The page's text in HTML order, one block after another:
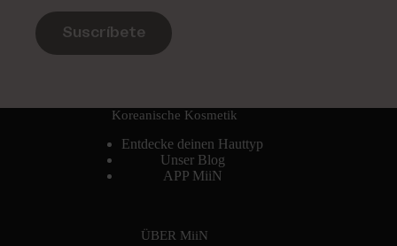
Suscríbete
Koreanische Kosmetik
Entdecke deinen Hauttyp
Unser Blog
APP MiiN
ÜBER MiiN